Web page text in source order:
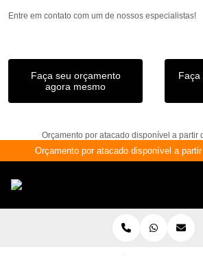
Entre em contato com um de nossos especialistas!
Faça seu orçamento
agora mesmo
Faça
Orçamento por atacado disponível a partir
Orçamento por atacado disponível a